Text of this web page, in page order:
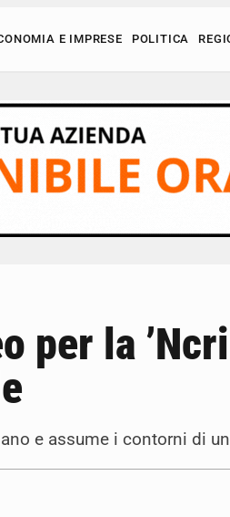
E IMPRESE POLITICA
per la
e assume i contorni di